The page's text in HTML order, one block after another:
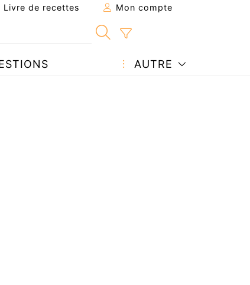
Livre de recettes Mon compte
AUTRE